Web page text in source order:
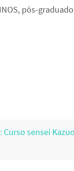
pós-
Curso sensei